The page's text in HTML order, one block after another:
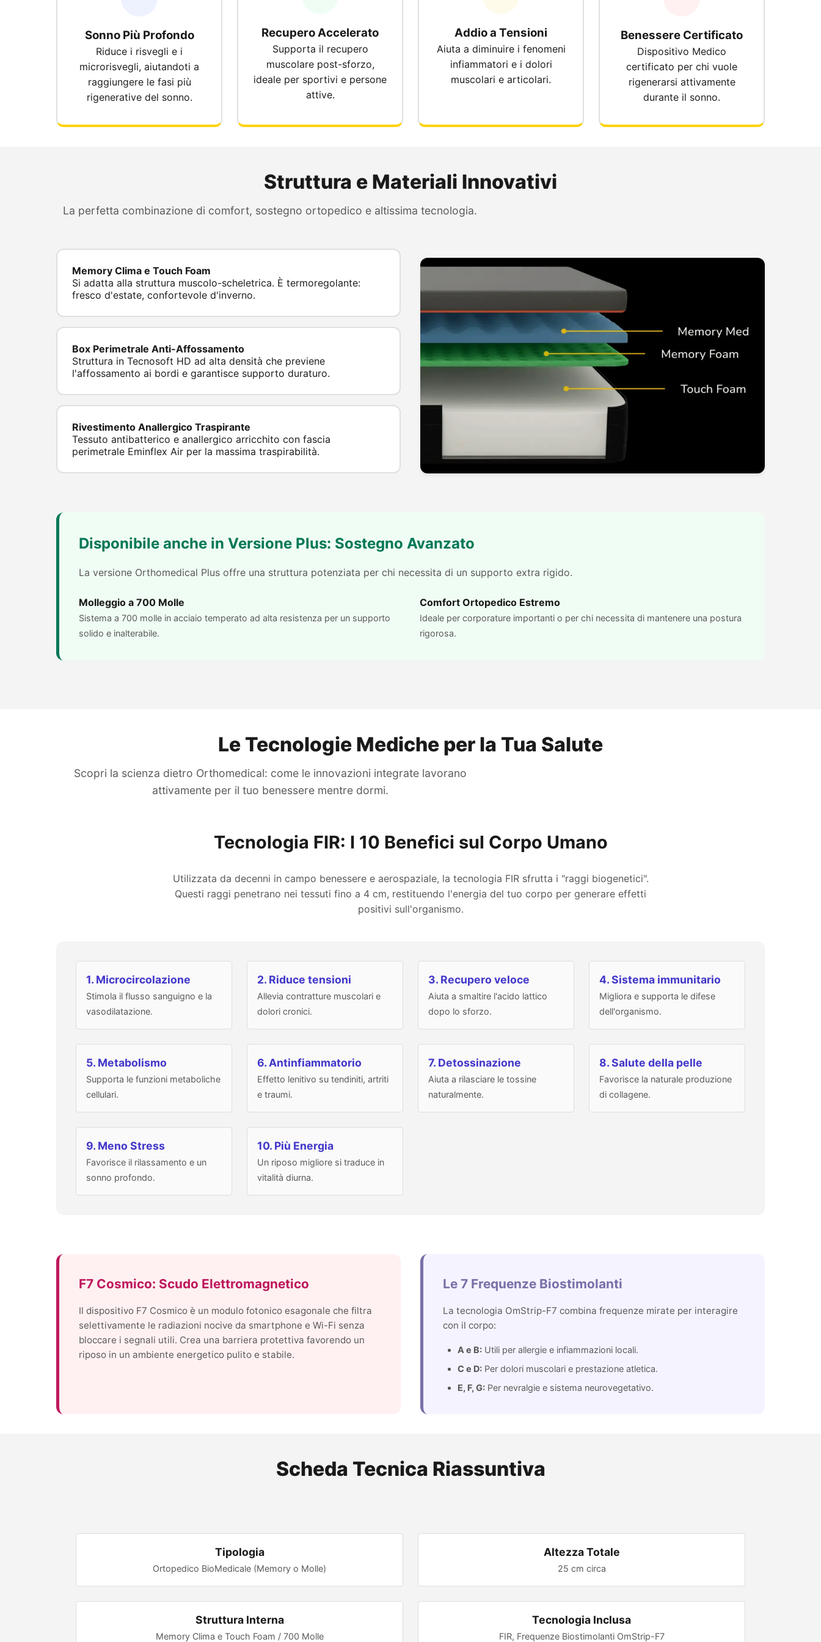
Sonno Più Profondo
Riduce i risvegli e i
microrisvegli, aiutandoti a
raggiungere le fasi più
rigenerative del sonno.
Recupero Accelerato
Supporta il recupero
muscolare post-sforzo,
ideale per sportivi e persone
attive.
Addio a Tensioni
Aiuta a diminuire i fenomeni
infiammatori e i dolori
muscolari e articolari.
Benessere Certificato
Dispositivo Medico
certificato per chi vuole
rigenerarsi attivamente
durante il sonno.
Struttura e Materiali Innovativi
La perfetta combinazione di comfort, sostegno ortopedico e altissima tecnologia.
Memory Clima e Touch Foam
Si adatta alla struttura muscolo-scheletrica. È termoregolante:
fresco d'estate, confortevole d'inverno.
Box Perimetrale Anti-Affossamento
Struttura in Tecnosoft HD ad alta densità che previene
l'affossamento ai bordi e garantisce supporto duraturo.
Rivestimento Anallergico Traspirante
Tessuto antibatterico e anallergico arricchito con fascia
perimetrale Eminflex Air per la massima traspirabilità.
Disponibile anche in Versione Plus: Sostegno Avanzato
La versione Orthomedical Plus offre una struttura potenziata per chi necessita di un supporto extra rigido.
Molleggio a 700 Molle
Sistema a 700 molle in acciaio temperato ad alta resistenza per un supporto
solido e inalterabile.
Comfort Ortopedico Estremo
Ideale per corporature importanti o per chi necessita di mantenere una postura
rigorosa.
Le Tecnologie Mediche per la Tua Salute
Scopri la scienza dietro Orthomedical: come le innovazioni integrate lavorano
attivamente per il tuo benessere mentre dormi.
Tecnologia FIR: I 10 Benefici sul Corpo Umano
Utilizzata da decenni in campo benessere e aerospaziale, la tecnologia FIR sfrutta i "raggi biogenetici".
Questi raggi penetrano nei tessuti fino a 4 cm, restituendo l'energia del tuo corpo per generare effetti
positivi sull'organismo.
1. Microcircolazione
Stimola il flusso sanguigno e la
vasodilatazione.
2. Riduce tensioni
Allevia contratture muscolari e
dolori cronici.
3. Recupero veloce
Aiuta a smaltire l'acido lattico
dopo lo sforzo.
4. Sistema immunitario
Migliora e supporta le difese
dell'organismo.
5. Metabolismo
Supporta le funzioni metaboliche
cellulari.
6. Antinfiammatorio
Effetto lenitivo su tendiniti, artriti
e traumi.
7. Detossinazione
Aiuta a rilasciare le tossine
naturalmente.
8. Salute della pelle
Favorisce la naturale produzione
di collagene.
9. Meno Stress
Favorisce il rilassamento e un
sonno profondo.
10. Più Energia
Un riposo migliore si traduce in
vitalità diurna.
F7 Cosmico: Scudo Elettromagnetico
Il dispositivo F7 Cosmico è un modulo fotonico esagonale che filtra
selettivamente le radiazioni nocive da smartphone e Wi-Fi senza
bloccare i segnali utili. Crea una barriera protettiva favorendo un
riposo in un ambiente energetico pulito e stabile.
Le 7 Frequenze Biostimolanti
La tecnologia OmStrip-F7 combina frequenze mirate per interagire
con il corpo:
A e B: Utili per allergie e infiammazioni locali.
C e D: Per dolori muscolari e prestazione atletica.
E, F, G: Per nevralgie e sistema neurovegetativo.
Scheda Tecnica Riassuntiva
Tipologia
Ortopedico BioMedicale (Memory o Molle)
Altezza Totale
25 cm circa
Struttura Interna
Memory Clima e Touch Foam / 700 Molle
Tecnologia Inclusa
FIR, Frequenze Biostimolanti OmStrip-F7